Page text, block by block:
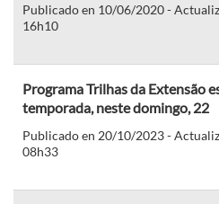
Publicado en 10/06/2020 -
16h10
Programa Trilhas da Extensão
temporada, neste domingo, 22
Publicado en 20/10/2023 -
08h33